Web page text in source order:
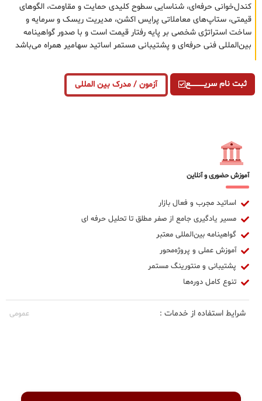
کندل‌خوانی حرفه‌ای، شناسایی سطوح کلیدی حمایت و مقاومت، الگوهای
قیمتی، ستاپ‌های معاملاتی پرایس اکشن، مدیریت ریسک و سرمایه و
ساخت استراتژی شخصی بر پایه رفتار قیمت است و با صدور گواهینامه
بین‌المللی فنی حرفه‌ای و پشتیبانی مستمر اساتید سهامیر همراه می‌باشد
ثبت نام سریــــــــــــع آزمون / مدرک بین المللی
آموزش حضوری و آنلاین
اساتید مجرب و فعال بازار
مسیر یادگیری جامع از صفر مطلق تا تحلیل حرفه ای
گواهینامه بین‌المللی معتبر
آموزش عملی و پروژه‌محور
پشتیبانی و منتورینگ مستمر
تنوع کامل دوره‌ها
شرایط استفاده از خدمات : عمومی